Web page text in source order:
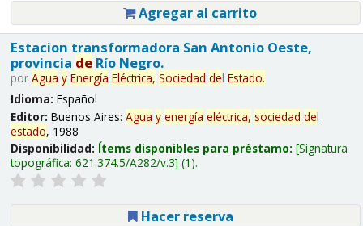
Agregar al carrito
Estacion transformadora San Antonio Oeste,
provincia deRío Negro.
por Agua y Energía Eléctrica, Sociedad del Estado.
Idioma: Español
Editor: Buenos Aires: Agua y energía eléctrica, sociedad del
estado, 1988
Disponibilidad: Ítems disponibles para préstamo: Signatura
topográfica: 621.374.5/A282/v.3 (1).
Hacer reserva